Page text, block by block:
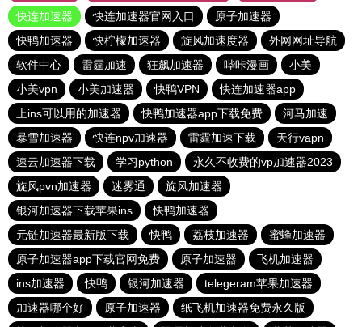
快连加速器
快连加速器官网入口
原子加速器
快鸭加速器
快柠檬加速器 旋风加速度器
外网网址导航
软件中心
雷霆加速 狂飙加速器 哔咔漫画
小美
小美vpn
小美加速器 快鸭VPN
快连加速器app
上ins可以用的加速器
快鸭加速器app下载免费
河马加速
暴雪加速器
快连npv加速器 雷霆加速下载
天行vapn
速云加速器下载
学习python
永久不收费的vp加速器2023
旋风pvn加速器
迷雾通
旋风加速器
银河加速器下载苹果ins
快鸭加速器
元链加速器最新版下载
快鸭 荔枝加速器
蜜蜂加速器
原子加速器app下载官网免费
原子加速器
飞机加速器
ins加速器
快鸭 银河加速器
telegeram苹果加速器
加速器哪个好
原子加速器
纸飞机加速器免费永久版